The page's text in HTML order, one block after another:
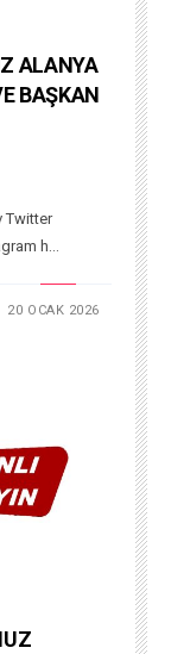
ALANYA
BAŞKAN
Twitter
h...
20 OCAK 2026